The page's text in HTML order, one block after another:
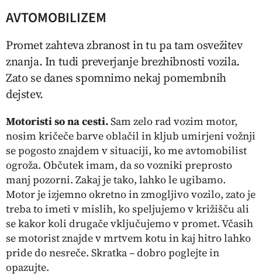
AVTOMOBILIZEM
Promet zahteva zbranost in tu pa tam osvežitev
znanja. In tudi preverjanje brezhibnosti vozila.
Zato se danes spomnimo nekaj pomembnih
dejstev.
Motoristi so na cesti.Sam zelo rad vozim motor,
nosim kričeče barve oblačil in kljub umirjeni vožnji
se pogosto znajdem v situaciji, ko me avtomobilist
ogroža. Občutek imam, da so vozniki preprosto
manj pozorni. Zakaj je tako, lahko le ugibamo.
Motor je izjemno okretno in zmogljivo vozilo, zato je
treba to imeti v mislih, ko speljujemo v križišču ali
se kakor koli drugače vključujemo v promet. Včasih
se motorist znajde v mrtvem kotu in kaj hitro lahko
pride do nesreče. Skratka – dobro poglejte in
opazujte.